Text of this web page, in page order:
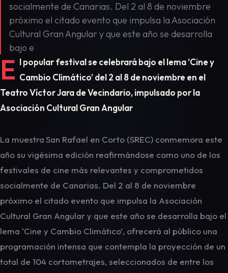
socialmente de Canarias. Del 2 al 8 de noviembre
próximo el citado evento que impulsa la Asociación
Cultural Gran Angular y que este año se desarrolla
bajo e
E l popular festival se celebrará bajo el lema ‘Cine y
Cambio Climático’ del 2 al 8 de noviembre en el
Teatro Víctor Jara de Vecindario, impulsado por la
Asociación Cultural Gran Angular
La muestraSan Rafael en Corto (SREC) conmemora este
año su vigésima edición reafirmándose como uno de los
festivales de cine más relevantes y comprometidos
socialmente de Canarias. Del 2 al 8 de noviembre
próximo el citado evento que impulsa la Asociación
Cultural Gran Angular y que este año se desarrolla bajo el
lema ‘Cine y Cambio Climático’, ofrecerá al público una
programación intensa que contempla la proyección de un
total de 104 cortometrajes, seleccionados de entre los